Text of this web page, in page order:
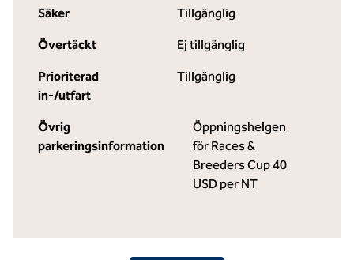
Säker Tillgänglig
Övertäckt Ej tillgänglig
Prioriterad
in-/utfart
Tillgänglig
Övrig
parkeringsinformation
Öppningshelgen
för Races &
Breeders Cup 40
USD per NT